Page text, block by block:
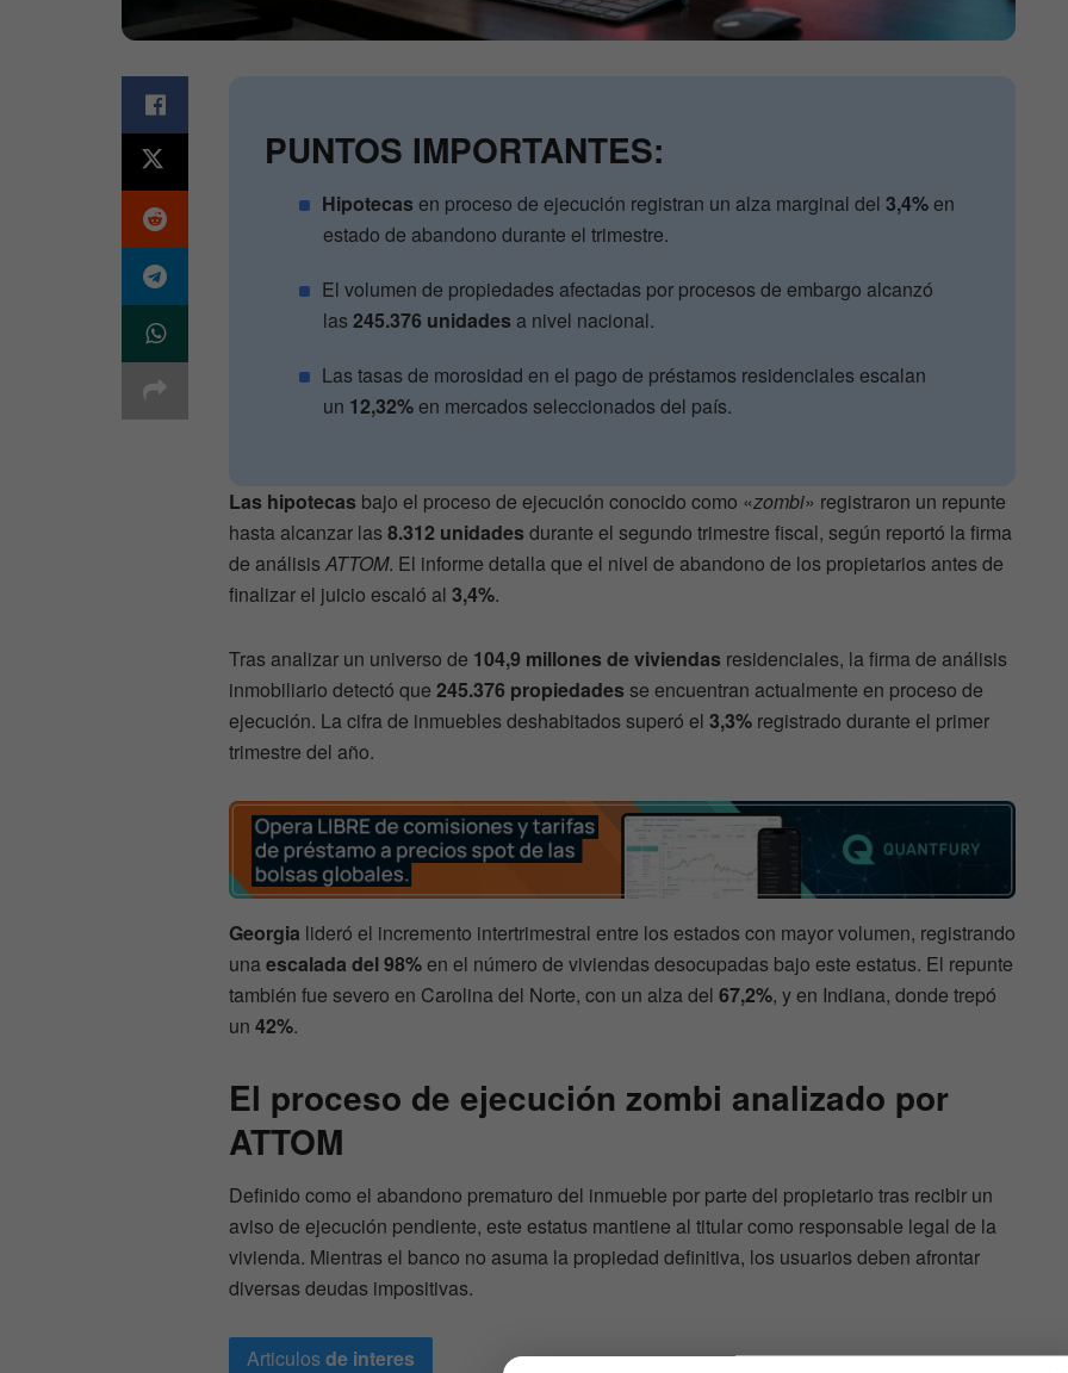
PUNTOS IMPORTANTES:
Hipotecas en proceso de ejecución registran un alza marginal del3,4%en
estado de abandono durante el trimestre.
El volumen de propiedades afectadas por procesos de embargo alcanzó
las245.376 unidades a nivel nacional.
Las tasas de morosidad en el pago de préstamos residenciales escalan
un 12,32%en mercados seleccionados del país.
Las hipotecas bajo el proceso de ejecución conocido como «zombi» registraron un repunte
hasta alcanzar las8.312 unidades durante el segundo trimestre fiscal, según reportó la firma
de análisisATTOM. El informe detalla que el nivel de abandono de los propietarios antes de
finalizar el juicio escaló al 3,4%.
Tras analizar un universo de 104,9 millones de viviendas residenciales, la firma de análisis
inmobiliario detectó que 245.376 propiedades se encuentran actualmente en proceso de
ejecución. La cifra de inmuebles deshabitados superó el 3,3% registrado durante el primer
trimestre del año.
Georgia lideró el incremento intertrimestral entre los estados con mayor volumen, registrando
una escalada del 98%en el número de viviendas desocupadas bajo este estatus. El repunte
también fue severo en Carolina del Norte, con un alza del 67,2%, y en Indiana, donde trepó
un 42%.
El proceso de ejecución zombi analizado por
ATTOM
Definido como el abandono prematuro del inmueble por parte del propietario tras recibir un
aviso de ejecución pendiente, este estatus mantiene al titular como responsable legal de la
vivienda. Mientras el banco no asuma la propiedad definitiva, los usuarios deben afrontar
diversas deudas impositivas.
Articulosde interes